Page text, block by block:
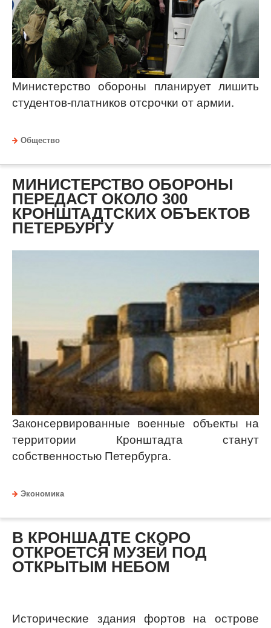
Министерство обороны планирует лишить
студентов-платников отсрочки от армии.
Общество
МИНИСТЕРСТВО ОБОРОНЫ
ПЕРЕДАСТ ОКОЛО 300
КРОНШТАДТСКИХ ОБЪЕКТОВ
ПЕТЕРБУРГУ
Законсервированные военные объекты на
территории Кронштадта станут
собственностью Петербурга.
Экономика
В КРОНШАДТЕ СКОРО
ОТКРОЕТСЯ МУЗЕЙ ПОД
ОТКРЫТЫМ НЕБОМ